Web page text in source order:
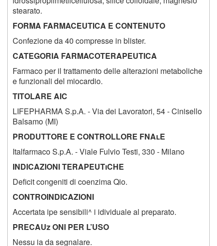
stearato.
FORMA FARMACEUTICA E CONTENUTO
Confezione da 40 compresse in blister.
CATEGORIA FARMACOTERAPEUTICA
Farmaco per il trattamento delle alterazioni metaboliche
e funzionali del miocardio.
TITOLARE AIC
LIFEPHARMA S.p.A. - Via dei Lavoratori, 54 - Cinisello
Balsamo (MI)
PRODUTTORE E CONTROLLORE FNAlE
Italfarmaco S.p.A. - Viale Fulvio Testi, 330 - Milano
INDICAZIONI TERAPEUTiCHE
Deficit congeniti di coenzima Qio.
CONTROINDICAZIONI
Accertata ipe sensibili^ i idividuale al preparato.
PRECAUz ONI PER L’USO
Nessu ia da segnalare.